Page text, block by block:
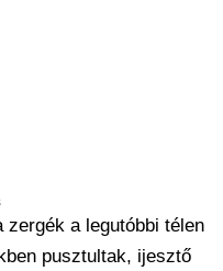
zergék a legutóbbi télen
pusztultak, ijesztő